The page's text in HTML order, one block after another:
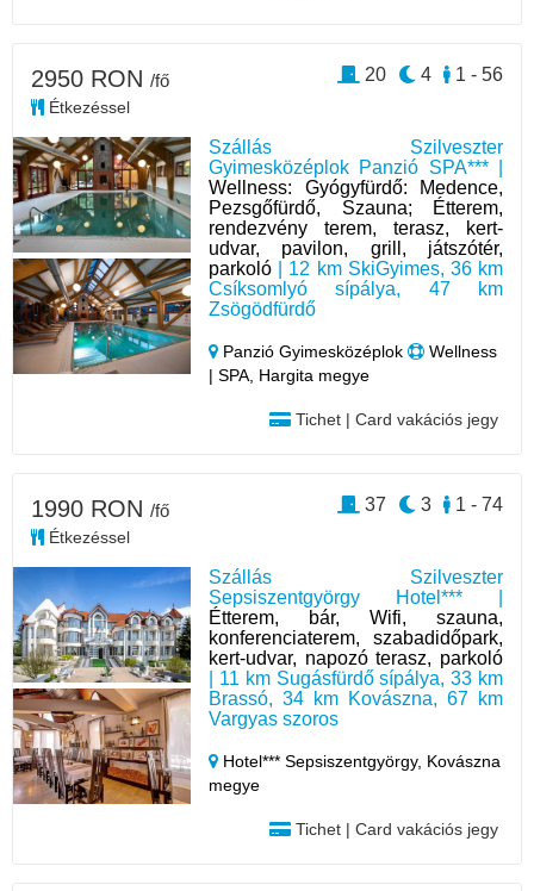
Szállás Szilveszter
Gyimesközéplok Panzió SPA*** |
Wellness: Gyógyfürdő: Medence,
Pezsgőfürdő, Szauna; Étterem,
rendezvény terem, terasz, kert-
udvar, pavilon, grill, játszótér,
parkoló | 12 km SkiGyimes, 36 km
Csíksomlyó sípálya, 47 km
Zsögödfürdő
Panzió Gyimesközéplok
Wellness
| SPA, Hargita megye
Tichet | Card vakációs jegy
2950 RON /fő
Étkezéssel
1 - 56
4
20
Szállás Szilveszter
Sepsiszentgyörgy Hotel*** |
Étterem, bár, Wifi, szauna,
konferenciaterem, szabadidőpark,
kert-udvar, napozó terasz, parkoló
| 11 km Sugásfürdő sípálya, 33 km
Brassó, 34 km Kovászna, 67 km
Vargyas szoros
Hotel*** Sepsiszentgyörgy, Kovászna
megye
Tichet | Card vakációs jegy
1990 RON /fő
Étkezéssel
1 - 74
3
37